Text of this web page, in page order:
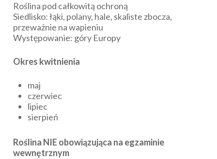
Roślina pod całkowitą ochroną
Siedlisko: łąki, polany, hale, skaliste zbocza,
przeważnie na wapieniu
Występowanie: góry Europy
Okres kwitnienia
maj
czerwiec
lipiec
sierpień
Roślina NIE obowiązująca na egzaminie
wewnętrznym